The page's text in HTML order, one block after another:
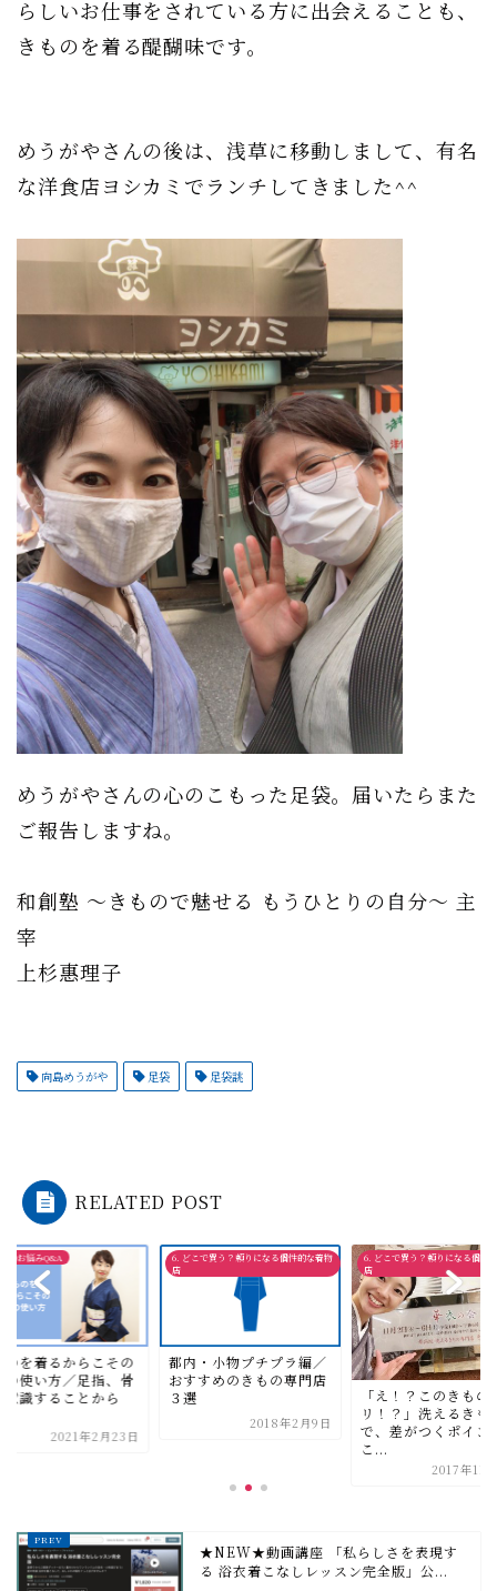
らしいお仕事をされている方に出会えることも、
きものを着る醍醐味です。
めうがやさんの後は、浅草に移動しまして、有名
な洋食店ヨシカミでランチしてきました^^
めうがやさんの心のこもった足袋。届いたらまた
ご報告しますね。
和創塾 〜きもので魅せる もうひとりの自分〜 主
宰
上杉惠理子
向島めうがや 足袋 足袋誂
RELATED POST
で買う？頼りになる個性的な着物
・小物プチプラ編／
すめのきもの専門店
6. どこで買う？頼りになる個性的な着物
店
「え！？このきもの、ポ
で、差がつくポイントは
2. 着物のお悩みQ&A
きものを着るからこ
身体の使い方／足指
盤を意識することか
始...
2021年2
★NEW★動画講座 「私らしさを表現す
る 浴衣着こなしレッスン完全版」公...